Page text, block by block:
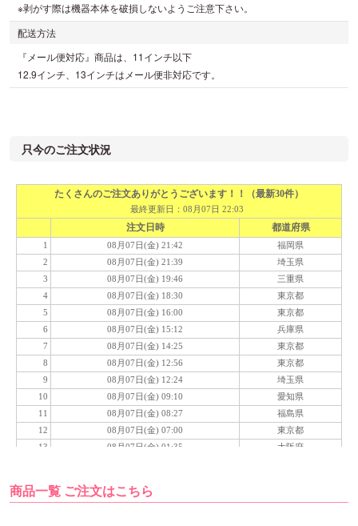
※剥がす際は機器本体を破損しないようご注意下さい。
配送方法
『メール便対応』商品は、11インチ以下
12.9インチ、13インチはメール便非対応です。
只今のご注文状況
商品一覧 ご注文はこちら